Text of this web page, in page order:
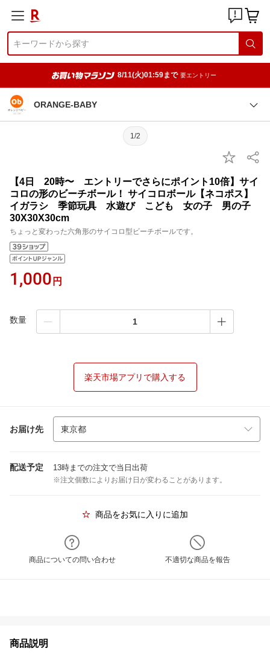
8/11(火)01:59まで 要エントリー
ORANGE-BABY
1/2
【4日 20時〜 エントリーでさらにポイント10倍】サイ
コロの形のビーチボール！ サイコロボール【ネコポス】
イガラシ 季節玩具 水遊び こども 女の子 男の子
30X30X30cm
ちょっと変わった六角形のサイコロ型ビーチボールです。
1,000 円
数量
楽天市場アプリで購入する
お届け先
配送予定 13時までの注文で当日出荷
※注文個数によりお届け日が変わることがあります。
商品をお気に入りに追加
商品についての問い合わせ 不適切な商品を報告
商品説明